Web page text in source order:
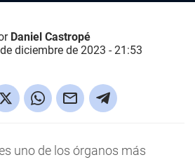
Daniel Castropé
diciembre de 2023 - 21:53
uno de los órganos más